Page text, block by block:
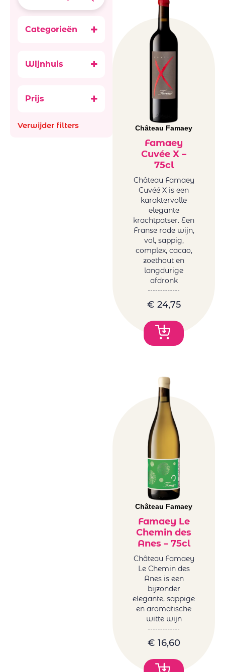
Categorieën
Bubbels
Rode wijn
Wijnhuis
Prijs
Verwijder filters Château Famaey
Famaey
Cuvée X –
75cl
Château Famaey
Cuvéé X is een
karaktervolle
elegante
krachtpatser. Een
Franse rode wijn,
vol, sappig,
complex, cacao,
zoethout en
langdurige
afdronk
€ 24,75
Château Famaey
Famaey Le
Chemin des
Anes – 75cl
Château Famaey
Le Chemin des
Anes is een
bijzonder
elegante, sappige
en aromatische
witte wijn
€ 16,60